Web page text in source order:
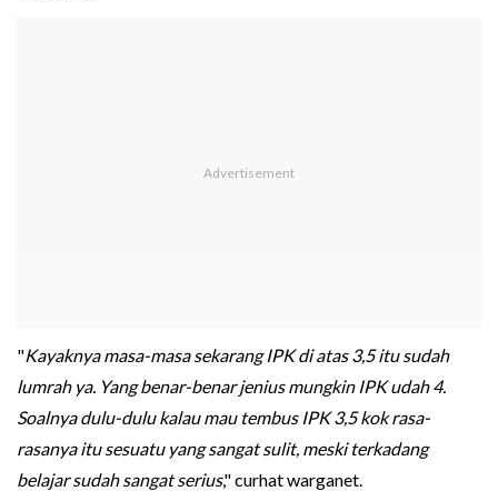
"Kayaknya masa-masa sekarang IPK di atas 3,5 itu sudah
lumrah ya. Yang benar-benar jenius mungkin IPK udah 4.
Soalnya dulu-dulu kalau mau tembus IPK 3,5 kok rasa-
rasanya itu sesuatu yang sangat sulit, meski terkadang
belajar sudah sangat serius," curhat warganet.